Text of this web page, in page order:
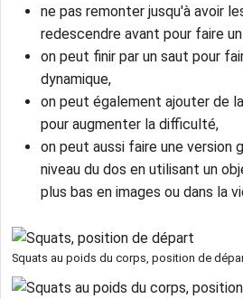
ne pas remonter jusqu'à avoir
redescendre avant pour faire
on peut finir par un saut pour
dynamique,
on peut également ajouter de
pour augmenter la difficulté,
on peut aussi faire une version
niveau du dos en utilisant un
plus bas en images ou dans la
Squats au poids du corps, position de